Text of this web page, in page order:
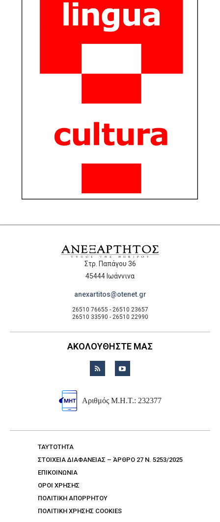
Στρ. Παπάγου 36
45444 Ιωάννινα
anexartitos@otenet.gr
26510 76655 - 26510 23657
26510 33590 - 26510 22990
ΑΚΟΛΟΥΘΗΣΤΕ ΜΑΣ
Αριθμός Μ.Η.Τ.: 232377
TAYTOTHTA
ΣΤΟΙΧΕΙΑ ΔΙΑΦΑΝΕΙΑΣ – ΆΡΘΡΟ 27 Ν. 5253/2025
ΕΠΙΚΟΙΝΩΝΙΑ
ΟΡΟΙ ΧΡΗΣΗΣ
ΠΟΛΙΤΙΚΗ ΑΠΟΡΡΗΤΟΥ
ΠΟΛΙΤΙΚΗ ΧΡΗΣΗΣ COOKIES